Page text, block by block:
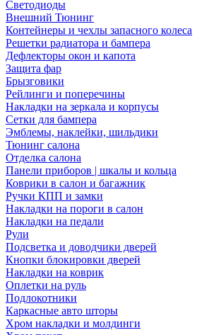
Светодиоды
Внешний Тюнинг
Контейнеры и чехлы запасного колеса
Решетки радиатора и бампера
Дефлекторы окон и капота
Защита фар
Брызговики
Рейлинги и поперечины
Накладки на зеркала и корпусы
Сетки для бампера
Эмблемы, наклейки, шильдики
Тюнинг салона
Отделка салона
Панели приборов | шкалы и кольца
Коврики в салон и багажник
Ручки КПП и замки
Накладки на пороги в салон
Накладки на педали
Рули
Подсветка и доводчики дверей
Кнопки блокировки дверей
Накладки на коврик
Оплетки на руль
Подлокотники
Каркасные авто шторы
Хром накладки и молдинги